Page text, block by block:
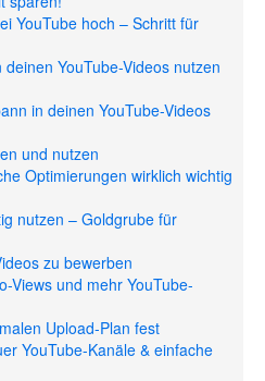
YouTube hoch – Schritt für
YouTube-Videos nutzen
in deinen YouTube-Videos
und nutzen
Optimierungen wirklich wichtig
nutzen – Goldgrube für
zu bewerben
Views und mehr YouTube-
Upload-Plan fest
YouTube-Kanäle & einfache